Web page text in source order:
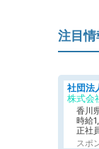
注目情
株式会
香川
時給
正社
スポ